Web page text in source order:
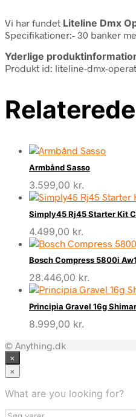
Vi har fundet Liteline Dmx
Specifikationer:- 30 banker
Yderlige
Produkt id: liteline-dmx-
Armbånd Sasso
3.599,00 kr.
Simply45 Rj45 Starter Kit
4.499,00 kr.
Bosch Compress 5800i
28.446,00 kr.
Principia Gravel 16g
8.999,00 kr.
© Anything.dk
×
×
What are you looking for?